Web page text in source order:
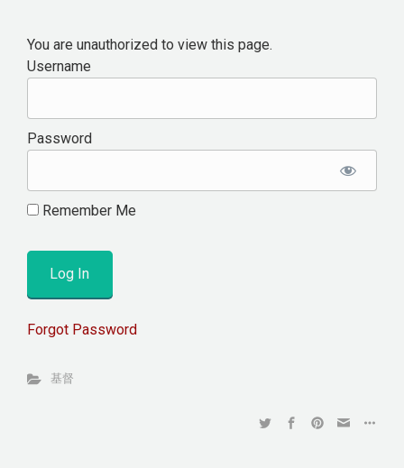
You are unauthorized to view this page.
Username
Password
Remember Me
Forgot Password
基督